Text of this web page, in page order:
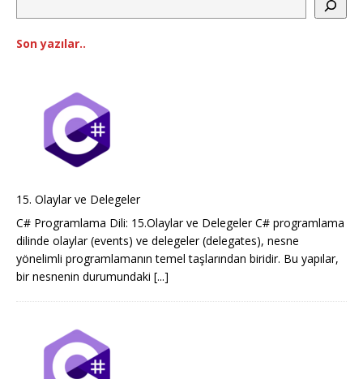
Son yazılar..
15. Olaylar ve Delegeler
C# Programlama Dili: 15.Olaylar ve Delegeler C# programlama
dilinde olaylar (events) ve delegeler (delegates), nesne
yönelimli programlamanın temel taşlarından biridir. Bu yapılar,
bir nesnenin durumundaki [...]